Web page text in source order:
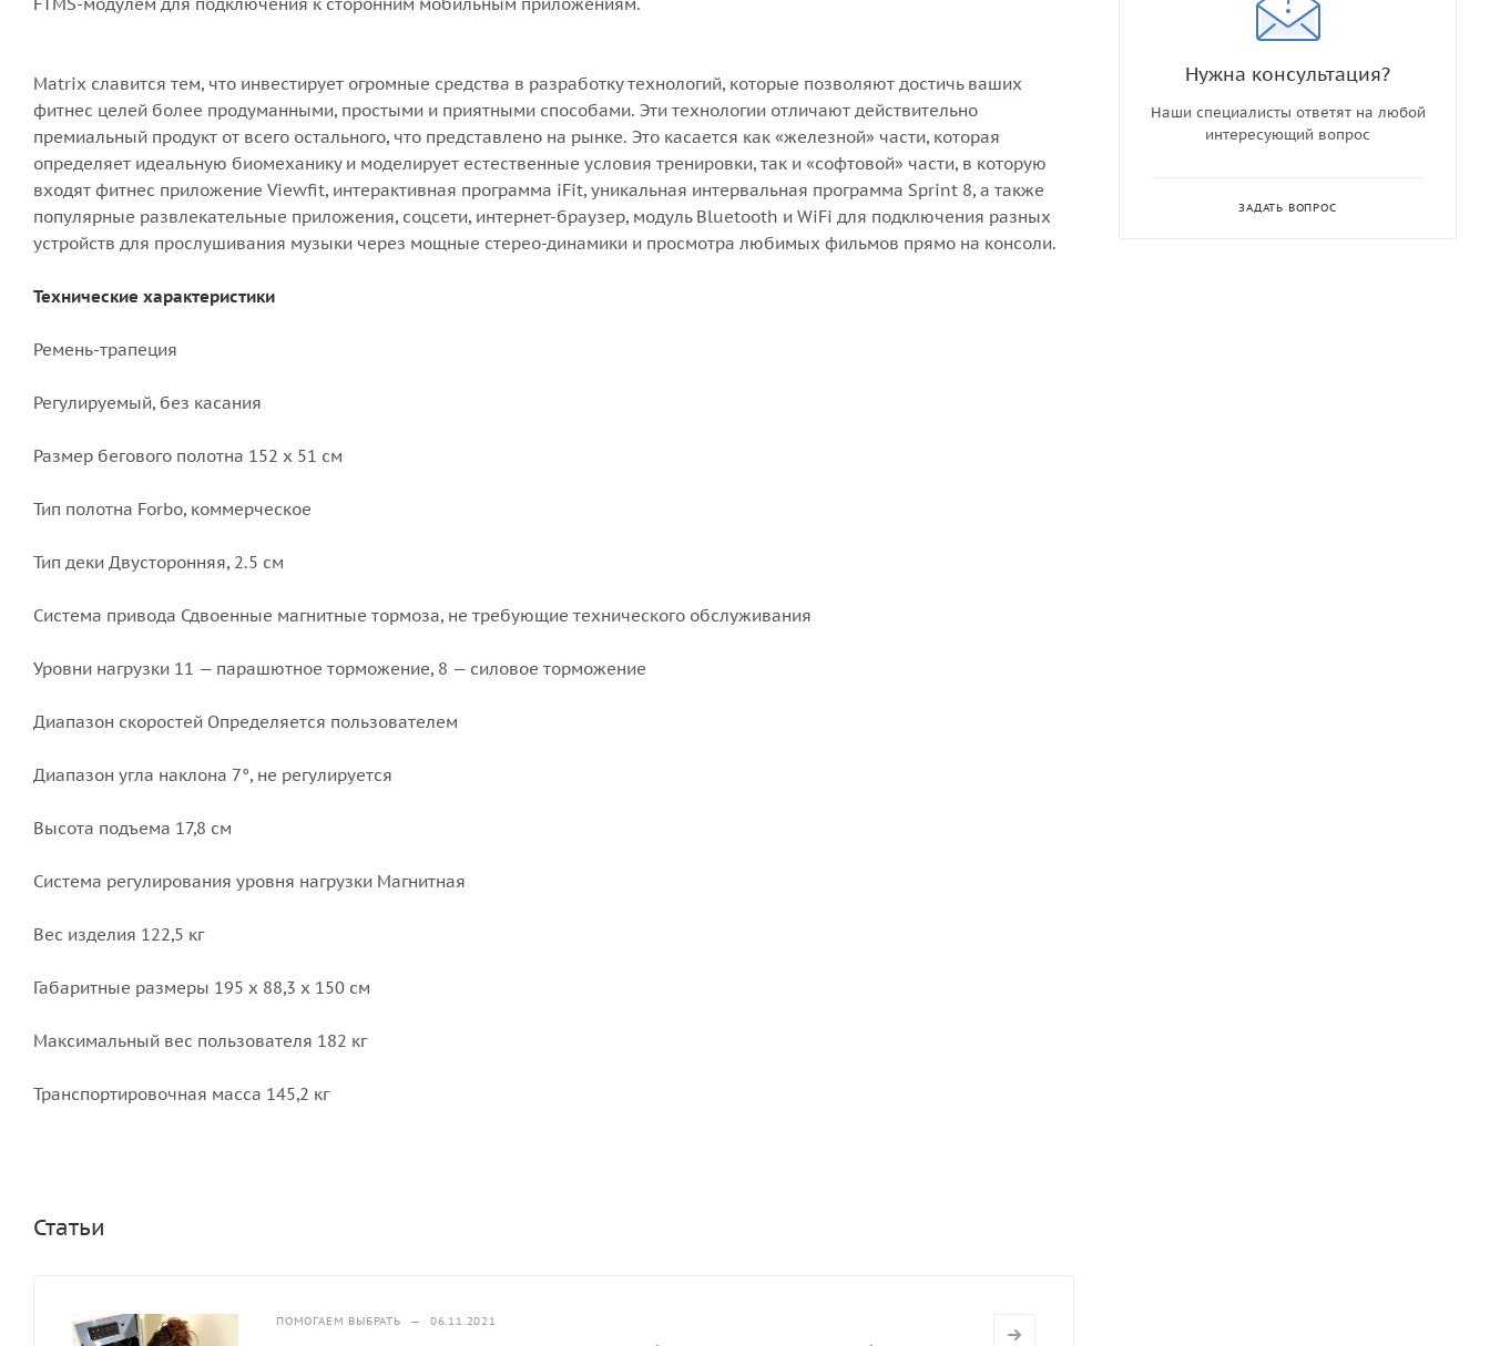
Matrix славится тем, что инвестирует огромные средства в разработку технологий, которые позволяют достичь ваших
фитнес целей более продуманными, простыми и приятными способами. Эти технологии отличают действительно
премиальный продукт от всего остального, что представлено на рынке. Это касается как «железной» части, которая
определяет идеальную биомеханику и моделирует естественные условия тренировки, так и «софтовой» части, в которую
входят фитнес приложение Viewfit, интерактивная программа iFit, уникальная интервальная программа Sprint 8, а также
популярные развлекательные приложения, соцсети, интернет-браузер, модуль Bluetooth и WiFi для подключения разных
устройств для прослушивания музыки через мощные стерео-динамики и просмотра любимых фильмов прямо на консоли.
Технические характеристики
Ремень-трапеция
Регулируемый, без касания
Размер бегового полотна 152 x 51 см
Тип полотна Forbo, коммерческое
Тип деки Двусторонняя, 2.5 см
Система привода Сдвоенные магнитные тормоза, не требующие технического обслуживания
Уровни нагрузки 11 — парашютное торможение, 8 — силовое торможение
Диапазон скоростей Определяется пользователем
Диапазон угла наклона 7°, не регулируется
Высота подъема 17,8 см
Система регулирования уровня нагрузки Магнитная
Вес изделия 122,5 кг
Габаритные размеры 195 x 88,3 x 150 см
Максимальный вес пользователя 182 кг
Транспортировочная масса 145,2 кг
Статьи
ПОМОГАЕМ ВЫБРАТЬ — 06.11.2021
Нужна консультация?
Наши специалисты ответят на любой
интересующий вопрос
ЗАДАТЬ ВОПРОС